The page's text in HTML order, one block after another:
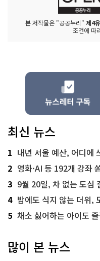
본 저작물은 "공공누리" 제4
조건에 따
최신 뉴스
1 내년 서울 예산, 어디에
2 영화·AI 등 192개 강좌
3 9월 20일, 차 없는 도심 걸
4 밤에도 식지 않는 더위,
5 채소 싫어하는 아이도 즐겁
많이 본 뉴스